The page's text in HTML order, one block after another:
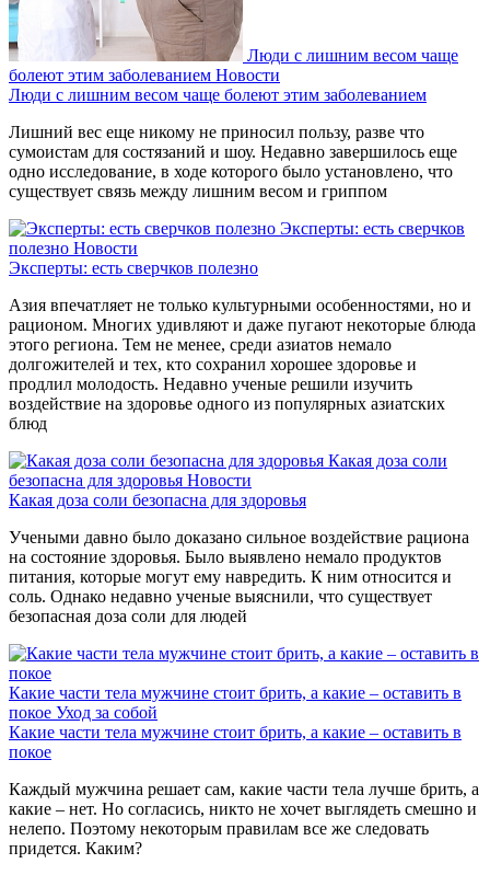
Люди с лишним весом чаще
болеют этим заболеванием Новости
Люди с лишним весом чаще болеют этим заболеванием
Лишний вес еще никому не приносил пользу, разве что
сумоистам для состязаний и шоу. Недавно завершилось еще
одно исследование, в ходе которого было установлено, что
существует связь между лишним весом и гриппом
Эксперты: есть сверчков
полезно Новости
Эксперты: есть сверчков полезно
Азия впечатляет не только культурными особенностями, но и
рационом. Многих удивляют и даже пугают некоторые блюда
этого региона. Тем не менее, среди азиатов немало
долгожителей и тех, кто сохранил хорошее здоровье и
продлил молодость. Недавно ученые решили изучить
воздействие на здоровье одного из популярных азиатских
блюд
Какая доза соли
безопасна для здоровья Новости
Какая доза соли безопасна для здоровья
Учеными давно было доказано сильное воздействие рациона
на состояние здоровья. Было выявлено немало продуктов
питания, которые могут ему навредить. К ним относится и
соль. Однако недавно ученые выяснили, что существует
безопасная доза соли для людей
Какие части тела мужчине стоит брить, а какие – оставить в
покое Уход за собой
Какие части тела мужчине стоит брить, а какие – оставить в
покое
Каждый мужчина решает сам, какие части тела лучше брить, а
какие – нет. Но согласись, никто не хочет выглядеть смешно и
нелепо. Поэтому некоторым правилам все же следовать
придется. Каким?